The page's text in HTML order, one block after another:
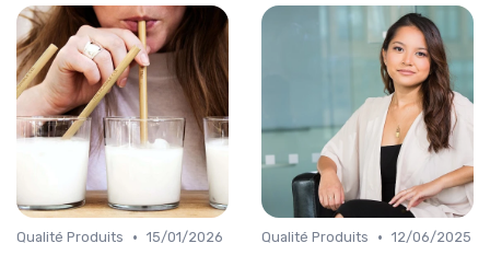
Qualité Produits • 15/01/2026
Qualité Produits • 12/06/2025